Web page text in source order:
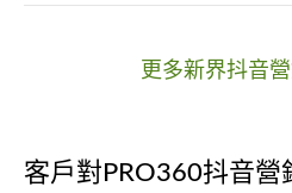
更多新界抖音
客戶對PRO360抖音營